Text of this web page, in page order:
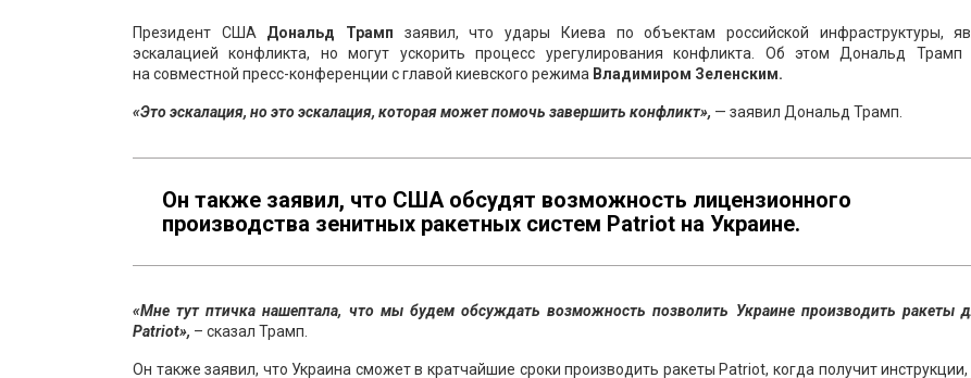
Президент США Дональд Трамп заявил, что удары Киева по объектам российской инфраструктуры,
эскалацией конфликта, но могут ускорить процесс урегулирования конфликта. Об этом Дональд Трамп
на совместной пресс-конференции с главой киевского режима Владимиром Зеленским.
«Это эскалация, но это эскалация, которая может помочь завершить конфликт», — заявил Дональд Трамп.
Он также заявил, что США обсудят возможность лицензионного
производства зенитных ракетных систем Patriot на Украине.
«Мне тут птичка нашептала, что мы будем обсуждать возможность позволить Украине производить ракеты
Patriot», – сказал Трамп.
Он также заявил, что Украина сможет в кратчайшие сроки производить ракеты Patriot, когда получит инструкции,